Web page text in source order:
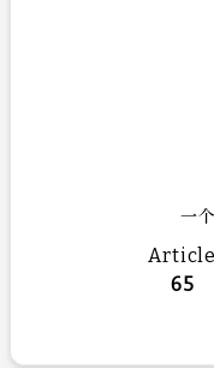
一
Article
65